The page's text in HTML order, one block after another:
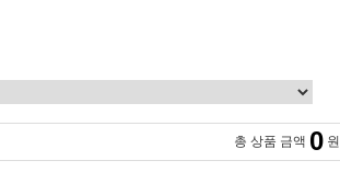
총 상품 금액 0 원